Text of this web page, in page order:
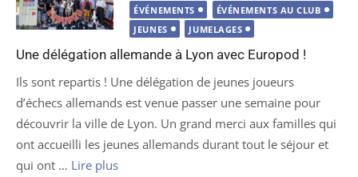
le
ÉVÉNEMENTS
ÉVÉNEMENTS AU CLUB
JEUNES
JUMELAGES
Une délégation allemande à Lyon avec Europod !
Ils sont repartis ! Une délégation de jeunes joueurs
d’échecs allemands est venue passer une semaine pour
découvrir la ville de Lyon. Un grand merci aux familles qui
ont accueilli les jeunes allemands durant tout le séjour et
qui ont … Lire plus